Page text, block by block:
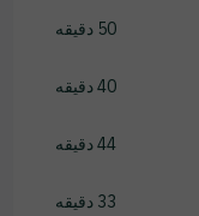
50 دقیقه
40 دقیقه
44 دقیقه
33 دقیقه